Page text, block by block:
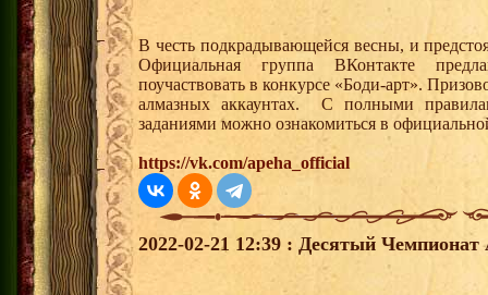
В честь подкрадывающейся весны, и
Официальная группа ВКонтакте
поучаствовать в конкурсе «Боди-арт».
алмазных аккаунтах. С полными
заданиями можно ознакомиться в
https://vk.com/apeha_official
2022-02-21 12:39 : Десятый